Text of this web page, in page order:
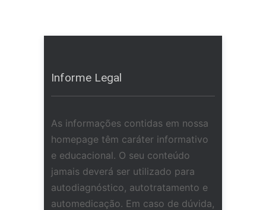
Informe Legal
As informações contidas em nossa
homepage têm caráter informativo
e educacional. O seu conteúdo
jamais deverá ser utilizado para
autodiagnóstico, autotratamento e
automedicação. Em caso de dúvida,